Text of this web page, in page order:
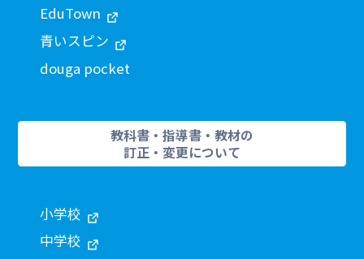
EduTown
青いスピン
douga pocket
教科書・指導書・教材の
訂正・変更について
小学校
中学校